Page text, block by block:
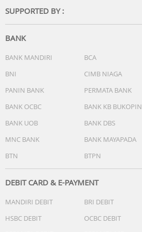
SUPPORTED BY :
BANK
BANK MANDIRI BCA
BNI
CIMB NIAGA
PANIN BANK
PERMATA BANK
BANK OCBC
BANK KB BUKOPIN
BANK UOB
BANK DBS
MNC BANK
BANK MAYAPADA
BTN
BTPN
DEBIT CARD & E-PAYMENT
MANDIRI DEBIT BRI DEBIT
HSBC DEBIT
OCBC DEBIT